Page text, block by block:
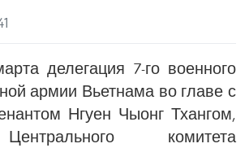
делегация 7-го военного
армии Вьетнама во главе с
Нгуен Чыонг Тхангом,
комитета